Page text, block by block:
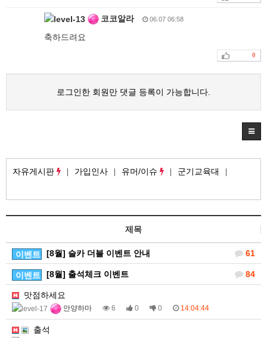
코코알라 06.07 06:58
축하드려요
0
로그인한 회원만 댓글 등록이 가능합니다.
자유게시판 가입인사 유머/이슈 군기교육대
제목
61
이벤트 [8월] 슬카 더블 이벤트 안내
84
이벤트 [8월] 출석체크 이벤트
맛점하세요
안양하마 6 0 0 14:04:44
출석